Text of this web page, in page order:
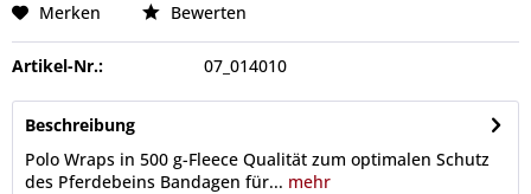
Merken Bewerten
Artikel-Nr.: 07_014010
Beschreibung
Polo Wraps in 500 g-Fleece Qualität zum optimalen Schutz
des Pferdebeins Bandagen für... mehr